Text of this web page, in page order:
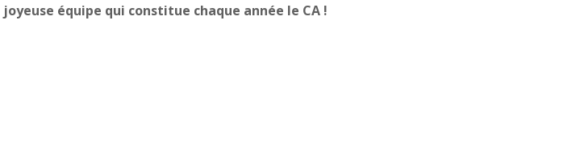
équipe qui constitue chaque année le CA !